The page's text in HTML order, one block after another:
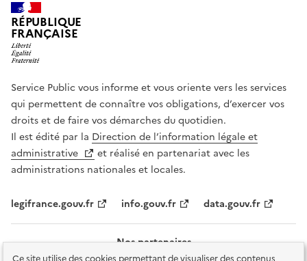
RÉPUBLIQUE
FRANÇAISE
Service Public vous informe et vous oriente vers les services
qui permettent de connaître vos obligations, d’exercer vos
droits et de faire vos démarches du quotidien.
Il est édité par la Direction de l’information légale et
administrative
et réalisé en partenariat avec les
administrations nationales et locales.
legifrance.gouv.fr info.gouv.fr data.gouv.fr
Nos partenaires